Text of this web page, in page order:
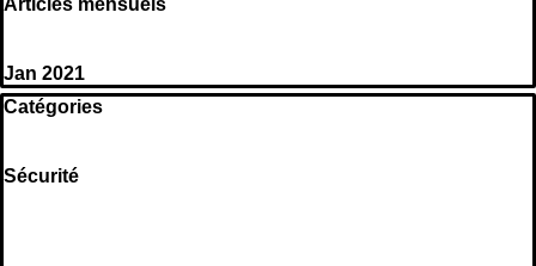
Articles mensuels
Jan 2021
Sauter le bloc Catégories
Catégories
Sécurité